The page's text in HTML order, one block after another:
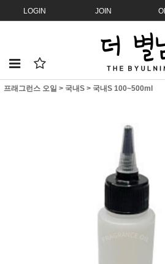
LOGIN JOIN
프래그런스 오일 > 국내S > 국내S 100~500ml